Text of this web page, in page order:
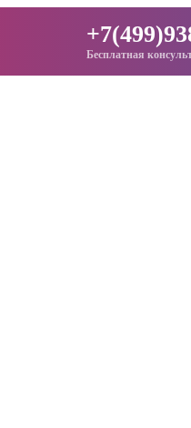
Бесплатная